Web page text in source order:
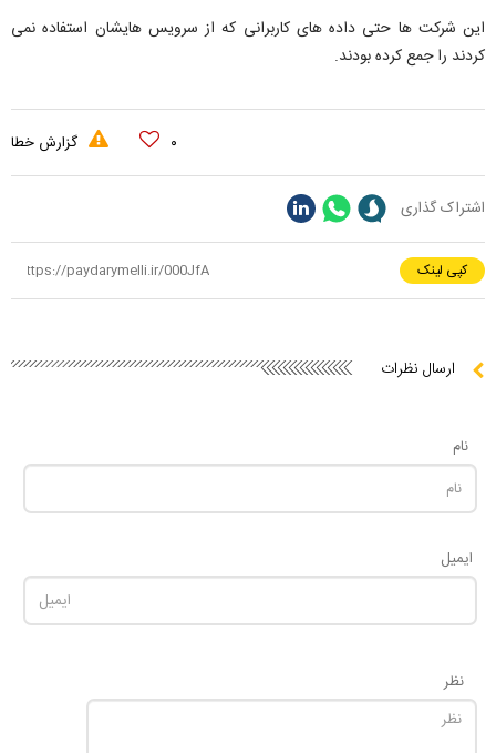
این شرکت ها حتی داده های کاربرانی که از سرویس هایشان استفاده نمی
کردند را جمع کرده بودند.
۰ گزارش خطا
اشتراک گذاری
کپی لینک
ارسال نظرات
نام
ایمیل
نظر